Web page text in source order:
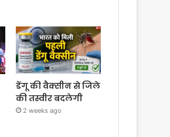
डेंगू की वैक्सीन से जिले
की तस्वीर बदलेगी
2 weeks ago